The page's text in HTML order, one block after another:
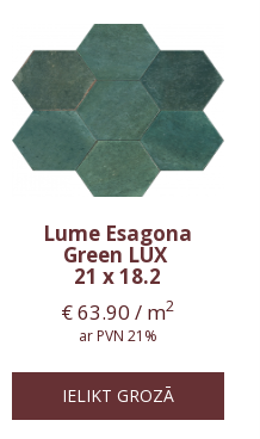
Lume Esagona
Green LUX
21 x 18.2
€63.90 / m2
ar PVN 21%
IELIKT GROZĀ